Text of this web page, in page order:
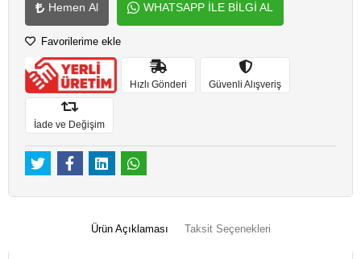
Hemen Al WHATSAPP İLE BİLGİ AL
Favorilerime ekle
Hızlı Gönderi Güvenli Alışveriş
İade ve Değişim
Ürün Açıklaması Taksit Seçenekleri